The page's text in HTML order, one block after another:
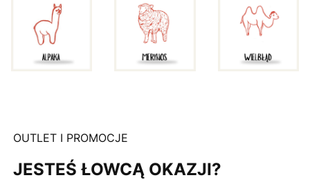
OUTLET I PROMOCJE
JESTEŚ ŁOWCĄ OKAZJI?